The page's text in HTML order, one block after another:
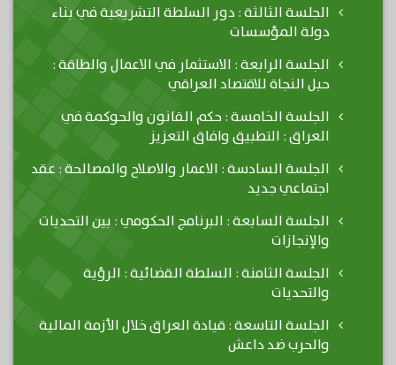
الجلسة الثالثة : دور السلطة التشريعية في بناء
دولة المؤسسات
الجلسة الرابعة : الاستثمار في الاعمال والطاقة :
حبل النجاة للاقتصاد العراقي
الجلسة الخامسة : حكم القانون والحوكمة في
العراق : التطبيق وافاق التعزيز
الجلسة السادسة : الاعمار والاصلاح والمصالحة : عقد
اجتماعي جديد
الجلسة السابعة : البرنامج الحكومي : بين التحديات
والإنجازات
الجلسة الثامنة : السلطة القضائية : الرؤية
والتحديات
الجلسة التاسعة : قيادة العراق خلال الأزمة المالية
والحرب ضد داعش